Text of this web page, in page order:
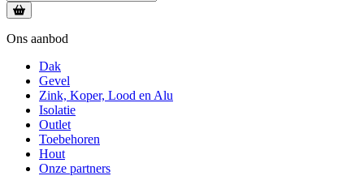
Ons aanbod
Dak
Gevel
Zink, Koper, Lood en Alu
Isolatie
Outlet
Toebehoren
Hout
Onze partners